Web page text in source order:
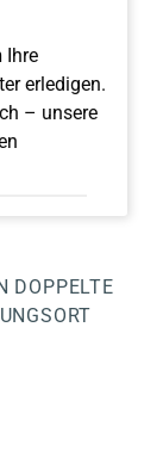
Ihre
erledigen.
– unsere
DOPPELTE